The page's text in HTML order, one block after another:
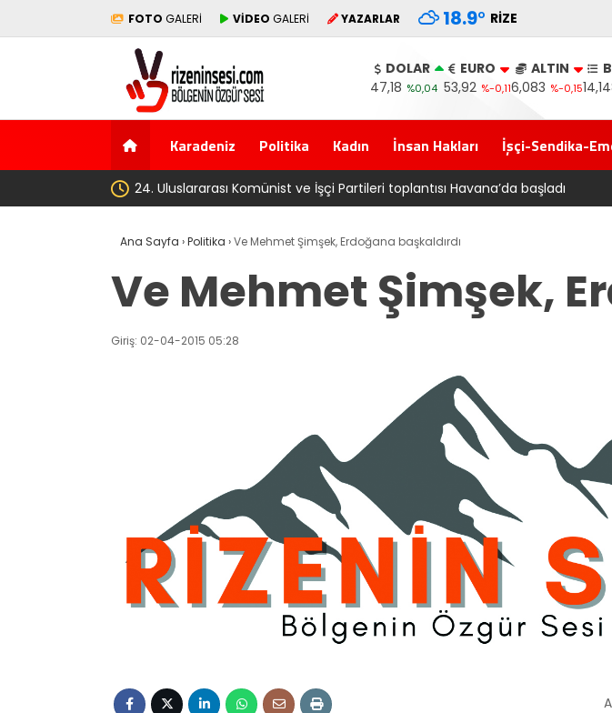
FOTO GALERİ VİDEO GALERİ YAZARLAR 18.9° RIZE
DOLAR
47,18 %0,04
EURO
53,92 %-0,11
ALTIN
6,083 %-0,15
Karadeniz Politika Kadın İnsan Hakları İşçi-Sendika-
‘Çerçeve yasa’ kanun teklifi Adalet
Ana Sayfa ›Politika ›Ve Mehmet Şimşek, Erdoğana başkaldırdı
Ve Mehmet Şimşek,
Giriş: 02-04-2015 05:28